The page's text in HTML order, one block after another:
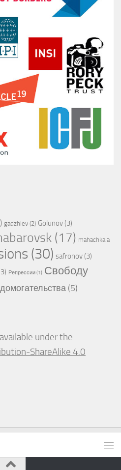
gadzhiev(2) Golunov (3)
(17) mahachkala
(30) safronov (3)
Репрессии(1) Свободу
домогательства (5)
under the
ShareAlike 4.0